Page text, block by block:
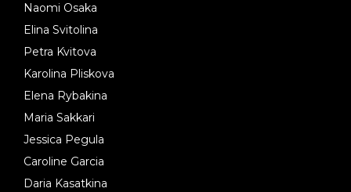
Naomi Osaka
Elina Svitolina
Petra Kvitova
Karolina Pliskova
Elena Rybakina
Maria Sakkari
Jessica Pegula
Caroline Garcia
Daria Kasatkina